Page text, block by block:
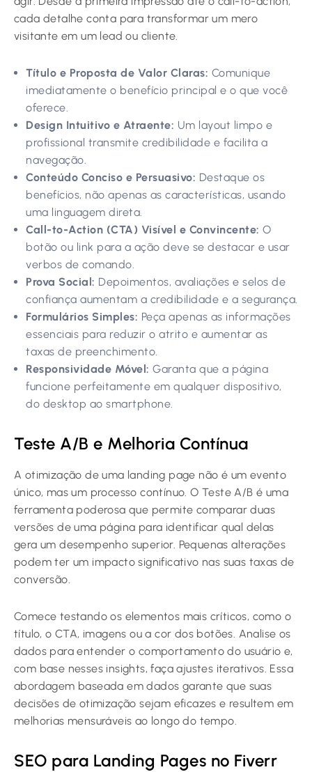
cada detalhe conta para transformar um mero
visitante em um lead ou cliente.
Título e Proposta de Valor Claras: Comunique
imediatamente o benefício principal e o que você
oferece.
Design Intuitivo e Atraente: Um layout limpo e
profissional transmite credibilidade e facilita a
navegação.
Conteúdo Conciso e Persuasivo: Destaque os
benefícios, não apenas as características, usando
uma linguagem direta.
Call-to-Action (CTA) Visível e Convincente: O
botão ou link para a ação deve se destacar e usar
verbos de comando.
Prova Social: Depoimentos, avaliações e selos de
confiança aumentam a credibilidade e a segurança.
Formulários Simples: Peça apenas as informações
essenciais para reduzir o atrito e aumentar as
taxas de preenchimento.
Responsividade Móvel: Garanta que a página
funcione perfeitamente em qualquer dispositivo,
do desktop ao smartphone.
Teste A/B e Melhoria Contínua
A otimização de uma landing page não é um evento
único, mas um processo contínuo. O Teste A/B é uma
ferramenta poderosa que permite comparar duas
versões de uma página para identificar qual delas
gera um desempenho superior. Pequenas alterações
podem ter um impacto significativo nas suas taxas de
conversão.
Comece testando os elementos mais críticos, como o
título, o CTA, imagens ou a cor dos botões. Analise os
dados para entender o comportamento do usuário e,
com base nesses insights, faça ajustes iterativos. Essa
abordagem baseada em dados garante que suas
decisões de otimização sejam eficazes e resultem em
melhorias mensuráveis ao longo do tempo.
SEO para Landing Pages no Fiverr